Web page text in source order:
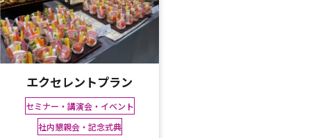
エクセレントプラン
セミナー・講演会・イベント
社内懇親会・記念式典